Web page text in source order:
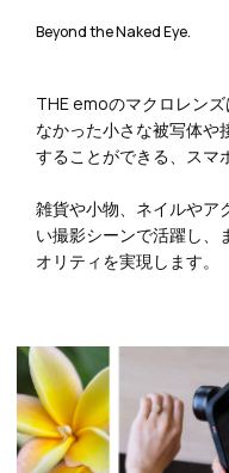
Beyond the Naked Eye.
THE emoのマクロレン
なかった小さな被写体や
することができる、スマ
雑貨や小物、ネイルやア
い撮影シーンで活躍し、
オリティを実現します。